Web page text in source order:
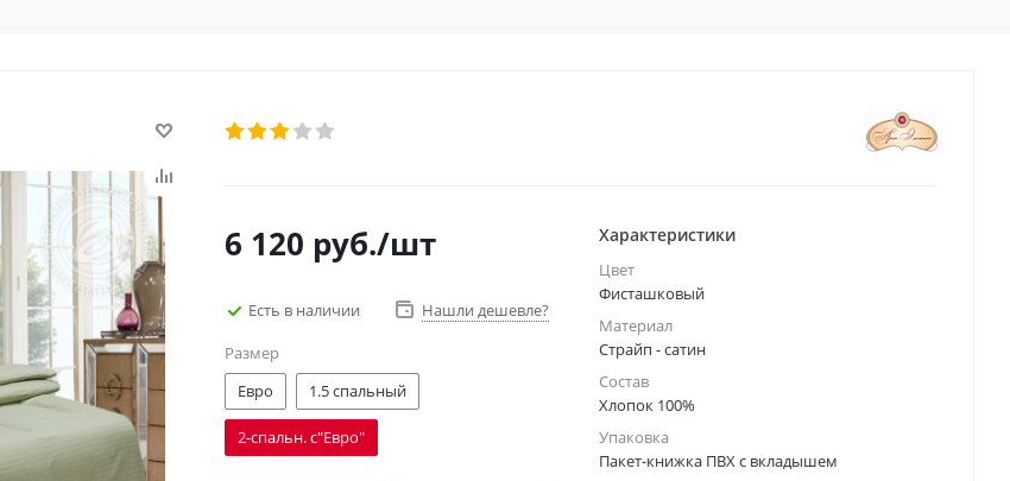
6 120 руб./шт
Есть в наличии
Нашли дешевле?
Размер
Евро
1.5 спальный
2-спальн. с"Евро"
Характеристики
Цвет
Фисташковый
Материал
Страйп - сатин
Состав
Хлопок 100%
Упаковка
Пакет-книжка ПВХ с вкладышем